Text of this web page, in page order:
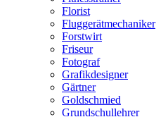
Florist
Fluggerätmechaniker
Forstwirt
Friseur
Fotograf
Grafikdesigner
Gärtner
Goldschmied
Grundschullehrer